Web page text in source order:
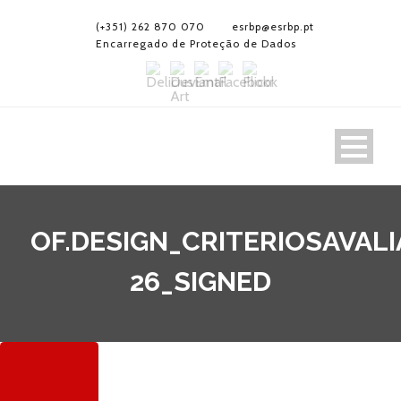
(+351) 262 870 070
esrbp@esrbp.pt
Encarregado de Proteção de Dados
26_SIGNED